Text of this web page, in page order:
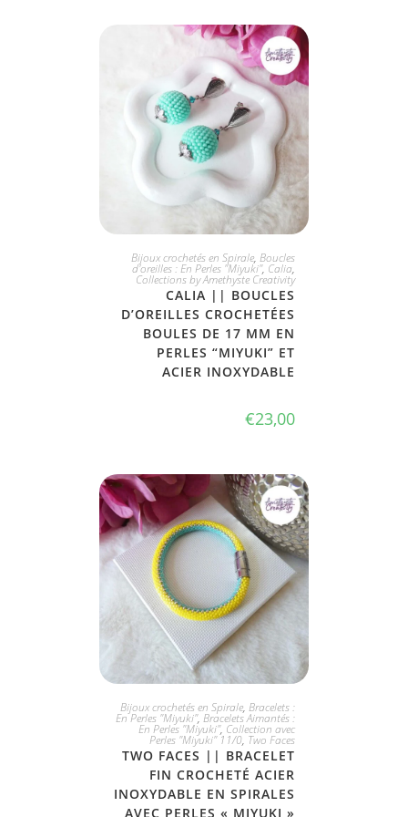
JE L'ADOPTE
Bijoux crochetés en Spirale, Boucles
d'oreilles : En Perles "Miyuki", Calia,
Collections by Amethyste Creativity
CALIA || BOUCLES
D’OREILLES CROCHETÉES
BOULES DE 17 MM EN
PERLES “MIYUKI” ET
ACIER INOXYDABLE
€23,00
JE L'ADOPTE
Bijoux crochetés en Spirale, Bracelets :
En Perles "Miyuki", Bracelets Aimantés :
En Perles "Miyuki", Collection avec
Perles "Miyuki" 11/0, Two Faces
TWO FACES || BRACELET
FIN CROCHETÉ ACIER
INOXYDABLE EN SPIRALES
AVEC PERLES « MIYUKI »